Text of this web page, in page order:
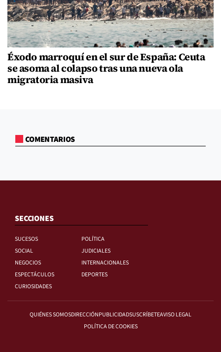
Éxodo marroquí en el sur de España: Ceuta
se asoma al colapso tras una nueva ola
migratoria masiva
COMENTARIOS
SECCIONES
SUCESOS
POLÍTICA
SOCIAL
JUDICIALES
NEGOCIOS
INTERNACIONALES
ESPECTÁCULOS
DEPORTES
CURIOSIDADES
QUIÉNES SOMOSDIRECCIÓNPUBLICIDADSUSCRÍBETEAVISO LEGAL
POLÍTICA DE COOKIES